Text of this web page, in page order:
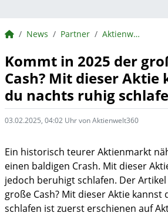
BörsenNEWS.de
News Partner Aktienwelt360
Kommt in 2025 der
Cash? Mit dieser Aktie
du nachts ruhig
03.02.2025, 04:02 Uhr von Aktienwelt360
Ein historisch teurer Aktienmarkt
einen baldigen Crash. Mit dieser
jedoch beruhigt schlafen. Der
große Cash? Mit dieser Aktie kannst
schlafen ist zuerst erschienen auf